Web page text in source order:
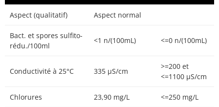
Aspect (qualitatif) Aspect normal
Bact. et spores sulfito-
rédu./100ml
<1 n/(100mL) <=0 n/(100mL)
Conductivité à 25°C 335 µS/cm
>=200 et
<=1100 µS/cm
Chlorures 23,90 mg/L <=250 mg/L